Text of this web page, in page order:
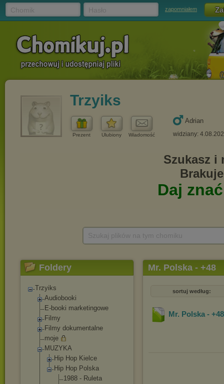
zapomniałem
Trzyiks
Prezent Ulubiony Wiadomość
Adrian
widziany:
Foldery
Trzyiks
Audiobooki
E-booki marketingowe
Filmy
Filmy dokumentalne
moje
MUZYKA
Hip Hop Kielce
Hip Hop Polska
1988 - Ruleta
Mr. Polska - +48
sortuj według:
Mr. Polska - +48